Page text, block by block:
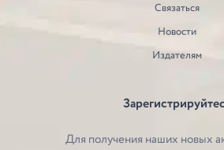
Связаться
Новости
Издателям
Для получения наших новых